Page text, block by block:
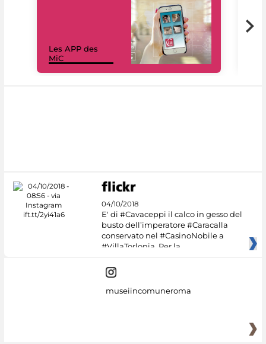
Les APP des
MiC
04/10/2018
E' di #Cavaceppi il calco in gesso del
busto dell’imperatore #Caracalla
conservato nel #CasinoNobile a
#VillaTorlonia. Per la
museiincomuneroma